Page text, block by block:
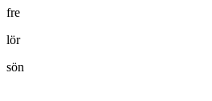
fre
lör
sön